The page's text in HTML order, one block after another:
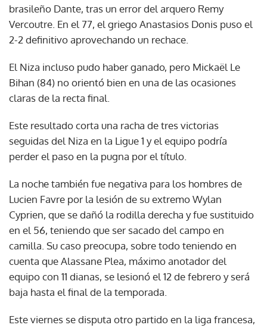
brasileño Dante, tras un error del arquero Remy
Vercoutre. En el 77, el griego Anastasios Donis puso el
2-2 definitivo aprovechando un rechace.
El Niza incluso pudo haber ganado, pero Mickaël Le
Bihan (84) no orientó bien en una de las ocasiones
claras de la recta final.
Este resultado corta una racha de tres victorias
seguidas del Niza en la Ligue 1 y el equipo podría
perder el paso en la pugna por el título.
La noche también fue negativa para los hombres de
Lucien Favre por la lesión de su extremo Wylan
Cyprien, que se dañó la rodilla derecha y fue sustituido
en el 56, teniendo que ser sacado del campo en
camilla. Su caso preocupa, sobre todo teniendo en
cuenta que Alassane Plea, máximo anotador del
equipo con 11 dianas, se lesionó el 12 de febrero y será
baja hasta el final de la temporada.
Este viernes se disputa otro partido en la liga francesa,